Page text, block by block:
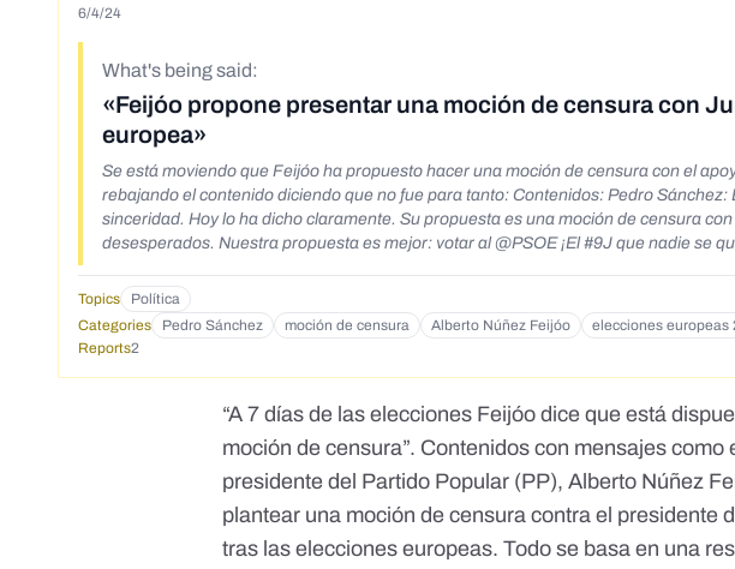
6/4/24
What's being said:
«Feijóo propone presentar una moción de censura con
europea»
Se está moviendo que Feijóo ha propuesto hacer una moción de censura con el
rebajando el contenido diciendo que no fue para tanto: Contenidos: Pedro Sánchez: En las campañas electorales Feijóo tiene arranques de
sinceridad. Hoy lo ha dicho claramente. Su propuesta es una moción de censura
desesperados. Nuestra propuesta es mejor: votar al @PSOE ¡El #9J que nadie se quede en casa!
dicho que tras las europeas, depende como quede todo, no descarta presentar una
con quien se apoyaría. https://x.com/joanguirado/status/1797702461375025326
Topics Política
Categories
Pedro Sánchez moción de censura Alberto Núñez Feijóo
elecciones europeas
Reports2
“A 7 días de las elecciones Feijóo dice que está
moción de censura”. Contenidos con mensajes como
presidente del Partido Popular (PP), Alberto Núñez
plantear una moción de censura contra el presidente
tras las elecciones europeas. Todo se basa en una